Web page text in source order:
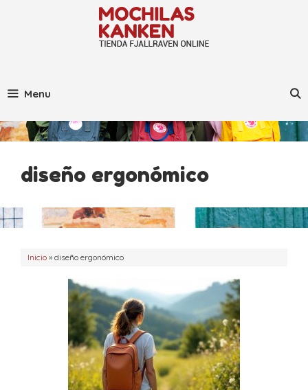
Menu
diseño ergonómico
Inicio » diseño ergonómico